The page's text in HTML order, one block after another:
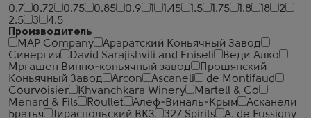
0.7
0.72 0.75 0.85 0.9 1.45 1.5 1.75 1.8 18
2
2.5
3
4.5
Производитель
MAP Company
Араратский Коньячный Завод
Синергия
David Sarajishvili and Eniseli
Веди Алко
Мргашен Винно-коньячный завод
Прошянский
Коньячный Завод
Arcon Ascaneli
de Montifaud
Courvoisier
Khvanchkara Winery
Martell & Co
Menard & Fils
Roullet Алеф-Виналь-Крым
Асканели
Братья
Тираспольский ВКЗ 327 Spirits A. de Fussigny